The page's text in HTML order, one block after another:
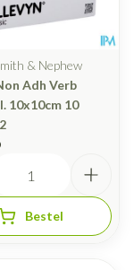
& Nephew
Adh Verb
10x10cm 10
Bestel